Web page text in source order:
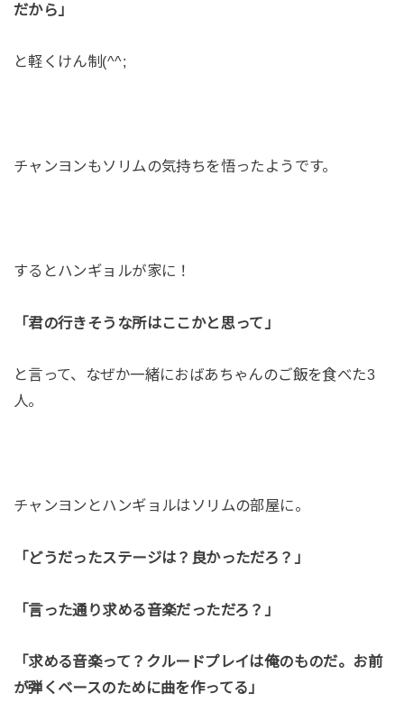
だから」
と軽くけん制(^^;
チャンヨンもソリムの気持ちを悟ったようです。
するとハンギョルが家に！
「君の行きそうな所はここかと思って」
と言って、なぜか一緒におばあちゃんのご飯を食べた3
人。
チャンヨンとハンギョルはソリムの部屋に。
「どうだったステージは？良かっただろ？」
「言った通り求める音楽だっただろ？」
「求める音楽って？クルードプレイは俺のものだ。お前
が弾くベースのために曲を作ってる」